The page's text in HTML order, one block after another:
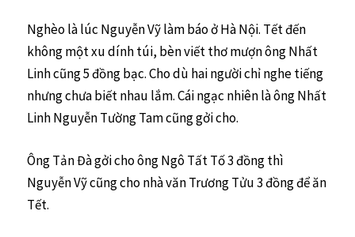
Nghèo là lúc Nguyễn Vỹ làm báo ở Hà Nội. Tết đến
không một xu dính túi, bèn viết thơ mượn ông Nhất
Linh cũng 5 đồng bạc. Cho dù hai người chỉ nghe tiếng
nhưng chưa biết nhau lắm. Cái ngạc nhiên là ông Nhất
Linh Nguyễn Tường Tam cũng gởi cho.
Ông Tản Đà gởi cho ông Ngô Tất Tố 3 đồng thì
Nguyễn Vỹ cũng cho nhà văn Trương Tửu 3 đồng để ăn
Tết.